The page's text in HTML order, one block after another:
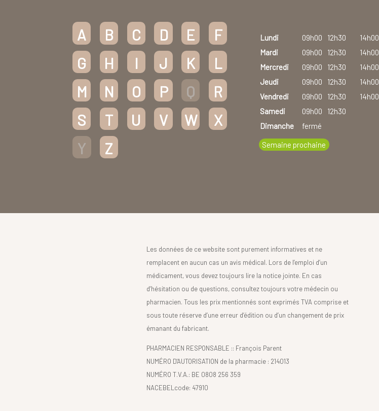
A B C D E
F
G
H I J K
L
M
N O P Q
R
S
T U V W
X
Y
Z
Lundi 09h00 12h30 14h00
Mardi
09h00 12h30 14h00
Mercredi
09h00 12h30 14h00
Jeudi
09h00 12h30 14h00
Vendredi
09h00 12h30 14h00
Samedi
09h00
12h30
Dimanche
fermé
Semaine prochaine
Les données de ce website sont purement informatives et ne
remplacent en aucun cas un avis médical. Lors de l’emploi d’un
médicament, vous devez toujours lire la notice jointe. En cas
d’hésitation ou de questions, consultez toujours votre médecin ou
pharmacien. Tous les prix mentionnés sont exprimés TVA comprise et
sous toute réserve d’une erreur d’édition ou d’un changement de prix
émanant du fabricant.
PHARMACIEN RESPONSABLE :: François Parent
NUMÉRO D'AUTORISATION de la pharmacie : 214013
NUMÉRO T.V.A.: BE 0808 256 359
NACEBELcode: 47910